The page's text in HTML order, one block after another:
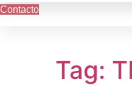
Contacto
Tag: